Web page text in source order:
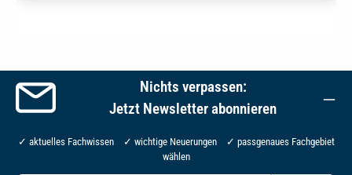
Nichts verpassen:
Jetzt Newsletter abonnieren
✓ aktuelles Fachwissen ✓ wichtige Neuerungen ✓ passgenaues Fachgebiet
wählen